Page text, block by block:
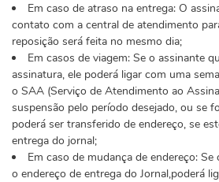
Em caso de atraso na entrega: O
contato com a central de atendimento
reposição será feita no mesmo dia;
Em casos de viagem: Se o assinante
assinatura, ele poderá ligar com uma
o SAA (Serviço de Atendimento ao
suspensão pelo período desejado, ou se
poderá ser transferido de endereço, se
entrega do jornal;
Em caso de mudança de endereço:
o endereço de entrega do Jornal,poderá